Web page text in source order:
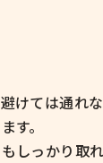
けては通れ
す。
しっかり取